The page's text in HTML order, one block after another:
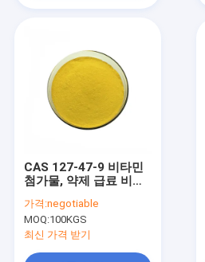
우리에 대하여
공장 여행
뉴스
CAS 127-47-9 비타민
첨가물, 약제 급료 비타
가격:negotiable
MOQ:100KGS
최신 가격 받기